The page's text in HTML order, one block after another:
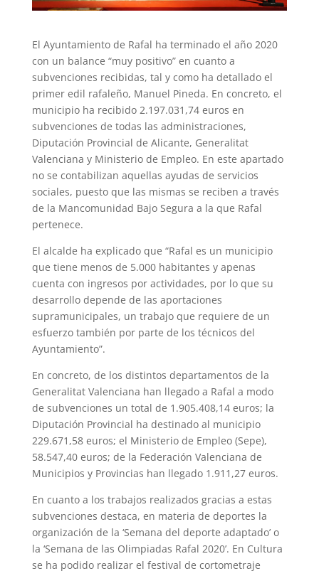
El Ayuntamiento de Rafal ha terminado el año 2020
con un balance “muy positivo” en cuanto a
subvenciones recibidas, tal y como ha detallado el
primer edil rafaleño, Manuel Pineda. En concreto, el
municipio ha recibido 2.197.031,74 euros en
subvenciones de todas las administraciones,
Diputación Provincial de Alicante, Generalitat
Valenciana y Ministerio de Empleo. En este apartado
no se contabilizan aquellas ayudas de servicios
sociales, puesto que las mismas se reciben a través
de la Mancomunidad Bajo Segura a la que Rafal
pertenece.
El alcalde ha explicado que “Rafal es un municipio
que tiene menos de 5.000 habitantes y apenas
cuenta con ingresos por actividades, por lo que su
desarrollo depende de las aportaciones
supramunicipales, un trabajo que requiere de un
esfuerzo también por parte de los técnicos del
Ayuntamiento”.
En concreto, de los distintos departamentos de la
Generalitat Valenciana han llegado a Rafal a modo
de subvenciones un total de 1.905.408,14 euros; la
Diputación Provincial ha destinado al municipio
229.671,58 euros; el Ministerio de Empleo (Sepe),
58.547,40 euros; de la Federación Valenciana de
Municipios y Provincias han llegado 1.911,27 euros.
En cuanto a los trabajos realizados gracias a estas
subvenciones destaca, en materia de deportes la
organización de la ‘Semana del deporte adaptado’ o
la ‘Semana de las Olimpiadas Rafal 2020’. En Cultura
se ha podido realizar el festival de cortometraje